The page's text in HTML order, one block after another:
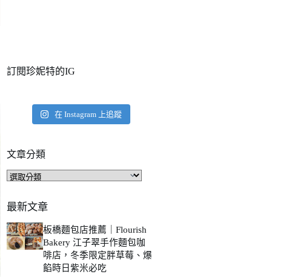
訂閱珍妮特的IG
在 Instagram 上追蹤
文章分類
文
分
類
最新文章
板橋麵包店推薦｜Flourish
Bakery 江子翠手作麵包咖
啡店，冬季限定胖草莓、爆
餡時日紫米必吃